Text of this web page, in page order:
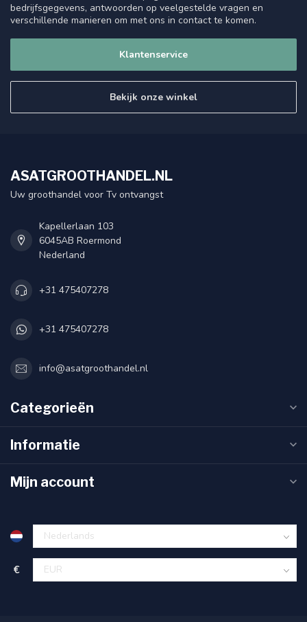
bedrijfsgegevens, antwoorden op veelgestelde vragen en
verschillende manieren om met ons in contact te komen.
Klantenservice
Bekijk onze winkel
ASATGROOTHANDEL.NL
Uw groothandel voor Tv ontvangst
Kapellerlaan 103
6045AB Roermond
Nederland
+31 475407278
+31 475407278
info@asatgroothandel.nl
Categorieën
Informatie
Mijn account
€